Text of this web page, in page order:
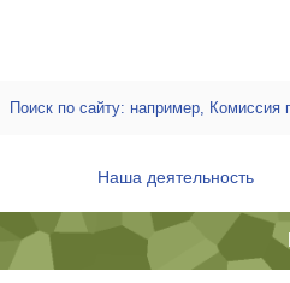
Наша деятельность